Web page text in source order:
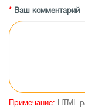
Заказывайте
по низкой цене в
Ваш комментарий
Примечание: HTML